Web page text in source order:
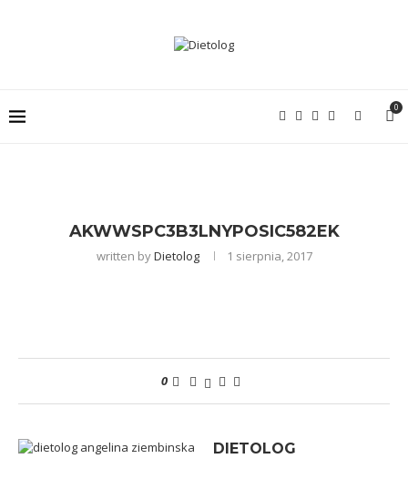
0
AKWWSPC3B3LNYPOSIC582EK
written byDietolog 1 sierpnia, 2017
0
DIETOLOG